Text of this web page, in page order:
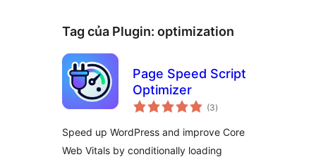
Tag của Plugin: optimization
Page Speed Script
Optimizer
(3tổng
đánh
)
Speed up WordPress and improve Core
Web Vitals by conditionally loading